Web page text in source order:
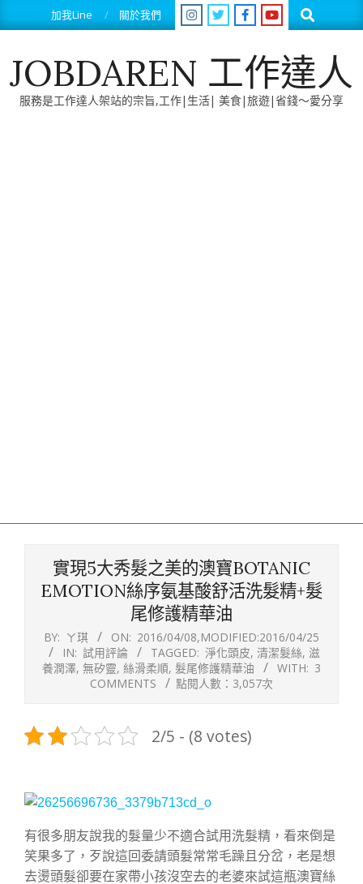
to
加我Line 關於我們 Search
JOBDAREN 工作達人
服務是工作達人架站的宗旨,工作|生活| 美食|旅遊|省錢～愛分享
實現5大秀髮之美的澳寶BOTANIC
EMOTION絲序氨基酸舒活洗髮精+髮
尾修護精華油
BY: ㄚ琪 ON: 2016/04/08,MODIFIED:2016/04/25
IN: 試用評論 TAGGED: 淨化頭皮, 清潔髮絲, 滋
養潤澤, 無矽靈, 絲滑柔順, 髮尾修護精華油 WITH: 3
COMMENTS
點閱人數：3,057次
2/5 - (8 votes)
有很多朋友說我的髮量少不適合試用洗髮精，看來倒是
笑果多了，歹說這回委請頭髮常常毛躁且分岔，老是想
去燙頭髮卻要在家帶小孩沒空去的老婆來試這瓶澳寶絲